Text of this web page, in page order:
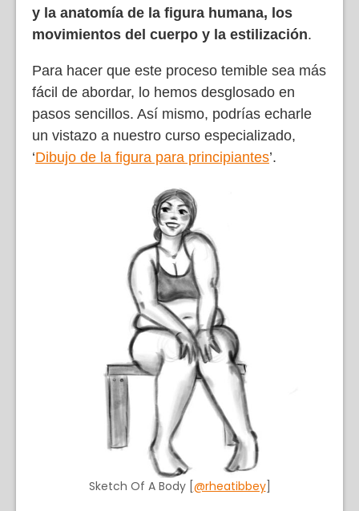
y la anatomía de la figura humana, los
movimientos del cuerpo y la estilización.
Para hacer que este proceso temible sea más
fácil de abordar, lo hemos desglosado en
pasos sencillos. Así mismo, podrías echarle
un vistazo a nuestro curso especializado,
‘Dibujo de la figura para principiantes’.
Sketch Of A Body [@rheatibbey]